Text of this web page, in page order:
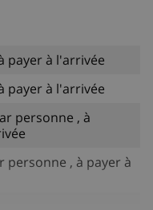
ski nautique et
5 kilomètres de la
et
de 10 kilomètres de
payer à l'arrivée
payer à l'arrivée
personne , à
personne , à payer à